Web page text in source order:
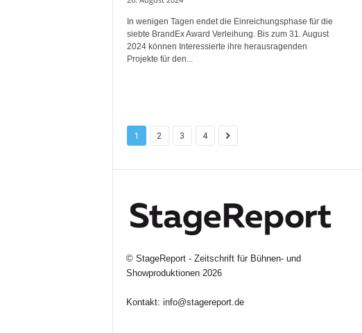
In wenigen Tagen endet die Einreichungsphase für die
siebte BrandEx Award Verleihung. Bis zum 31. August
2024 können Interessierte ihre herausragenden
Projekte für den...
1 2 3 4
© StageReport - Zeitschrift für Bühnen- und
Showproduktionen2026
Kontakt: info@stagereport.de